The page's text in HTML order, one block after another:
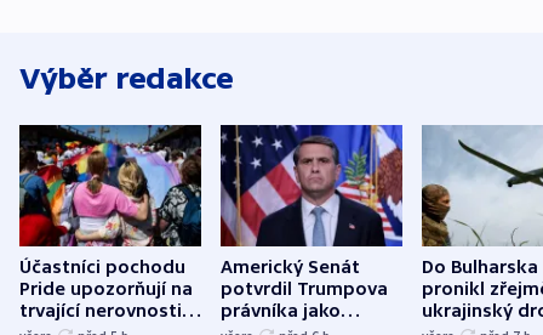
Výběr redakce
Účastníci pochodu
Pride upozorňují na
trvající nerovnosti i
Americký Senát
potvrdil Trumpova
právníka jako
Do Bulharska
pronikl
ukrajinský